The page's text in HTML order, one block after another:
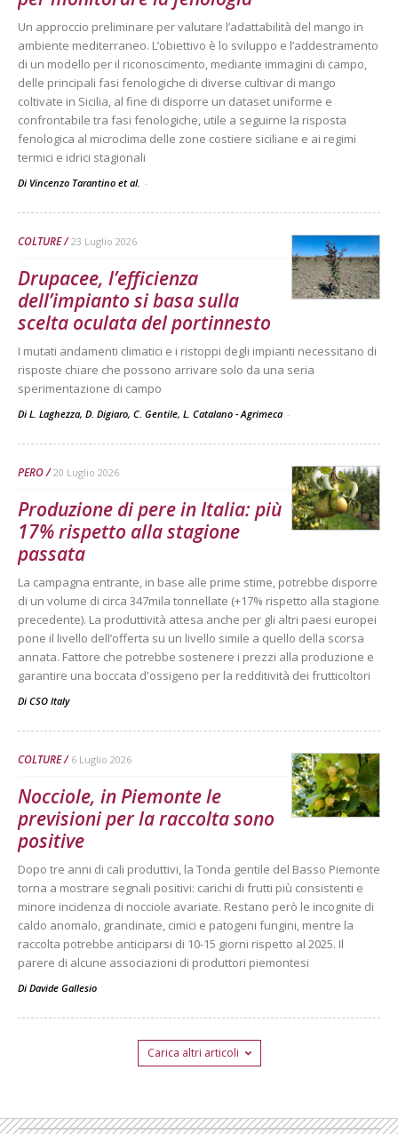
Un approccio preliminare per valutare l’adattabilità del mango in
ambiente mediterraneo. L’obiettivo è lo sviluppo e l’addestramento
di un modello per il riconoscimento, mediante immagini di campo,
delle principali fasi fenologiche di diverse cultivar di mango
coltivate in Sicilia, al fine di disporre un dataset uniforme e
confrontabile tra fasi fenologiche, utile a seguirne la risposta
fenologica al microclima delle zone costiere siciliane e ai regimi
termici e idrici stagionali
Di Vincenzo Tarantino et al. -
COLTURE 23 Luglio 2026
Drupacee, l’efficienza
dell’impianto si basa sulla
scelta oculata del portinnesto
I mutati andamenti climatici e i ristoppi degli impianti necessitano di
risposte chiare che possono arrivare solo da una seria
sperimentazione di campo
Di L. Laghezza, D. Digiaro, C. Gentile, L. Catalano - Agrimeca -
PERO 20 Luglio 2026
Produzione di pere in Italia: più
17% rispetto alla stagione
passata
La campagna entrante, in base alle prime stime, potrebbe disporre
di un volume di circa 347mila tonnellate (+17% rispetto alla stagione
precedente). La produttività attesa anche per gli altri paesi europei
pone il livello dell’offerta su un livello simile a quello della scorsa
annata. Fattore che potrebbe sostenere i prezzi alla produzione e
garantire una boccata d'ossigeno per la redditività dei frutticoltori
Di CSO Italy
COLTURE 6 Luglio 2026
Nocciole, in Piemonte le
previsioni per la raccolta sono
positive
Dopo tre anni di cali produttivi, la Tonda gentile del Basso Piemonte
torna a mostrare segnali positivi: carichi di frutti più consistenti e
minore incidenza di nocciole avariate. Restano però le incognite di
caldo anomalo, grandinate, cimici e patogeni fungini, mentre la
raccolta potrebbe anticiparsi di 10-15 giorni rispetto al 2025. Il
parere di alcune associazioni di produttori piemontesi
Di Davide Gallesio
Carica altri articoli